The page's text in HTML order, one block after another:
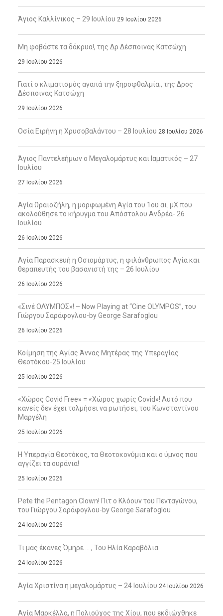
Άγιος Καλλίνικος – 29 Ιουλίου 29 Ιουλίου 2026
Μη φοβάστε τα δάκρυα!, της Δρ Δέσποινας Κατσώχη
29 Ιουλίου 2026
Γιατί ο κλιματισμός αγαπά την ξηροφθαλμία;, της Δρος
Δέσποινας Κατσώχη
29 Ιουλίου 2026
Οσία Ειρήνη η Χρυσοβαλάντου – 28 Ιουλίου 28 Ιουλίου 2026
Άγιος Παντελεήμων ο Μεγαλομάρτυς και Ιαματικός – 27
Ιουλίου
27 Ιουλίου 2026
Αγία Ωραιοζήλη, η μορφωμένη Αγία του 1ου αι. μΧ που
ακολούθησε το κήρυγμα του Απόστολου Ανδρέα- 26
Ιουλίου
26 Ιουλίου 2026
Αγία Παρασκευή η Οσιομάρτυς, η φιλάνθρωπος Αγία και
θεραπευτής του βασανιστή της – 26 Ιουλίου
26 Ιουλίου 2026
«Σινέ ΟΛΥΜΠΟΣ»! – Now Playing at “Cine OLYMPOS”, του
Γιώργου Σαράφογλου-by George Sarafoglou
26 Ιουλίου 2026
Κοίμηση της Αγίας Άννας Μητέρας της Υπεραγίας
Θεοτόκου-25 Ιουλίου
25 Ιουλίου 2026
«Χώρος Covid Free» = «Χώρος χωρίς Covid»! Αυτό που
κανείς δεν έχει τολμήσει να ρωτήσει, του Κωνσταντίνου
Μαργέλη
25 Ιουλίου 2026
Η Υπεραγία Θεοτόκος, τα Θεοτοκονύμια και ο ύμνος που
αγγίζει τα ουράνια!
25 Ιουλίου 2026
Pete the Pentagon Clown! Πιτ ο Κλόουν του Πενταγώνου,
του Γιώργου Σαράφογλου-by George Sarafoglou
24 Ιουλίου 2026
Τι μας έκανες Όμηρε … , Του Ηλία Καραβόλια
24 Ιουλίου 2026
Αγία Χριστίνα η μεγαλομάρτυς – 24 Ιουλίου 24 Ιουλίου 2026
Αγία Μαρκέλλα, η Πολιούχος της Χίου, που εκδιώχθηκε